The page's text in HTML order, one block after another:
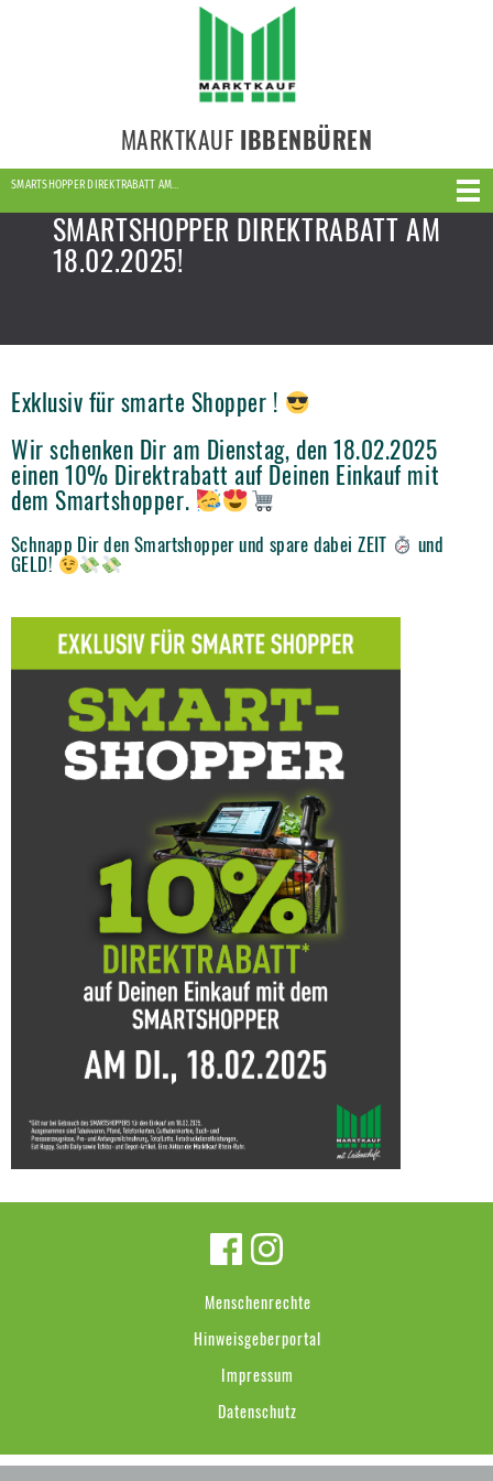
MARKTKAUF IBBENBÜREN
SMARTSHOPPER DIREKTRABATT AM…
SMARTSHOPPER DIREKTRABATT AM
18.02.2025!
Exklusiv für smarte Shopper !
Wir schenken Dir am Dienstag, den 18.02.2025
einen 10% Direktrabatt auf Deinen Einkauf mit
dem Smartshopper.
Schnapp Dir den Smartshopper und spare dabei ZEIT und
GELD!
Menschenrechte
Hinweisgeberportal
Impressum
Datenschutz